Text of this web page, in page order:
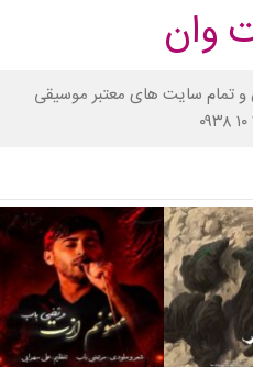
وان
سایت های معتبر موسیقی
۲۰ ۶۹۲